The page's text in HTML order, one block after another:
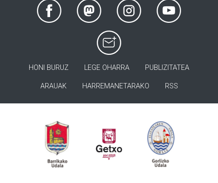
HONI BURUZ LEGE OHARRA PUBLIZITATEA
ARAUAK HARREMANETARAKO RSS